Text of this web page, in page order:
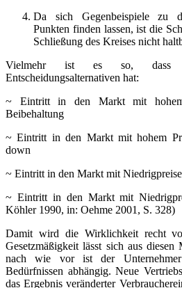
Da sich Gegenbeispiele zu
Punkten finden lassen, ist die
Schließung des Kreises nicht
Vielmehr ist es so, dass
Entscheidungsalternativen hat:
~ Eintritt in den Markt mit hohem
Beibehaltung
~ Eintritt in den Markt mit hohem
down
~ Eintritt in den Markt mit
~ Eintritt in den Markt mit
Köhler 1990, in: Oehme 2001, S. 328)
Damit wird die Wirklichkeit recht
Gesetzmäßigkeit lässt sich aus
nach wie vor ist der
Bedürfnissen abhängig. Neue
das Ergebnis veränderter